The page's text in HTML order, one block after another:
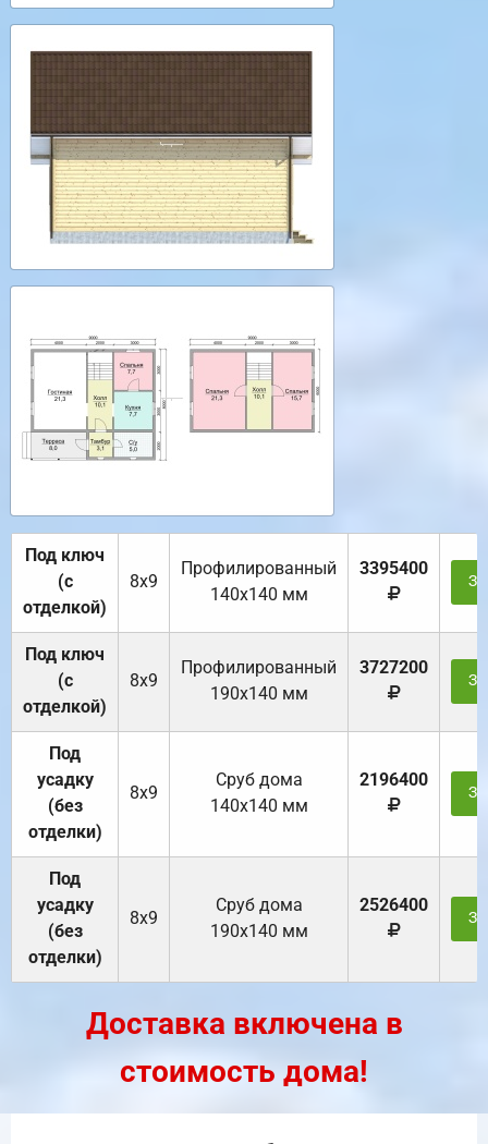
Под ключ
(с
отделкой)
8х9
Профилированный
140х140 мм
3395400
Под ключ
(с
отделкой)
8х9
Профилированный
190х140 мм
3727200
Под
усадку
(без
отделки)
8х9
Cруб дома
140х140 мм
2196400
Под
усадку
(без
отделки)
8х9
Cруб дома
190х140 мм
2526400
Доставка включена в
стоимость дома!